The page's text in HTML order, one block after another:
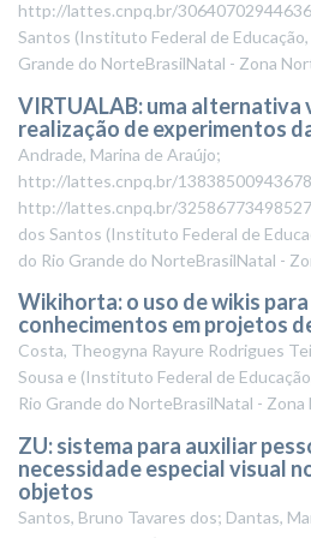
http://lattes.cnpq.br/
Santos (Instituto Federal de
Grande do NorteBrasilNatal - Zona
VIRTUALAB: uma alternativa
realização de experimentos
Andrade, Marina de Araújo;
http://lattes.cnpq.br/
http://lattes.cnpq.br/
dos Santos (Instituto Federal de
do Rio Grande do NorteBrasilNatal -
Wikihorta: o uso de wikis
conhecimentos em projetos
Costa, Theogyna Rayure Rodrigues
Sousa e (Instituto Federal de
Rio Grande do NorteBrasilNatal - Zona
ZU: sistema para auxiliar
necessidade especial visual
objetos
Santos, Bruno Tavares dos; Dantas,